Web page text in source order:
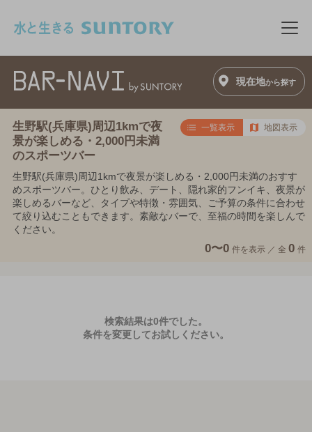
メ
現在地から探す
生野駅(兵庫県)周辺1kmで夜
景が楽しめる・2,000円未満
のスポーツバー
一覧表示 地図表示
生野駅(兵庫県)周辺1kmで夜景が楽しめる・2,000円未満のおすす
めスポーツバー。ひとり飲み、デート、隠れ家的フンイキ、夜景が
楽しめるバーなど、タイプや特徴・雰囲気、ご予算の条件に合わせ
て絞り込むこともできます。素敵なバーで、至福の時間を楽しんで
ください。
0〜0 件を表示 ／ 全 0 件
検索結果は0件でした。
条件を変更してお試しください。